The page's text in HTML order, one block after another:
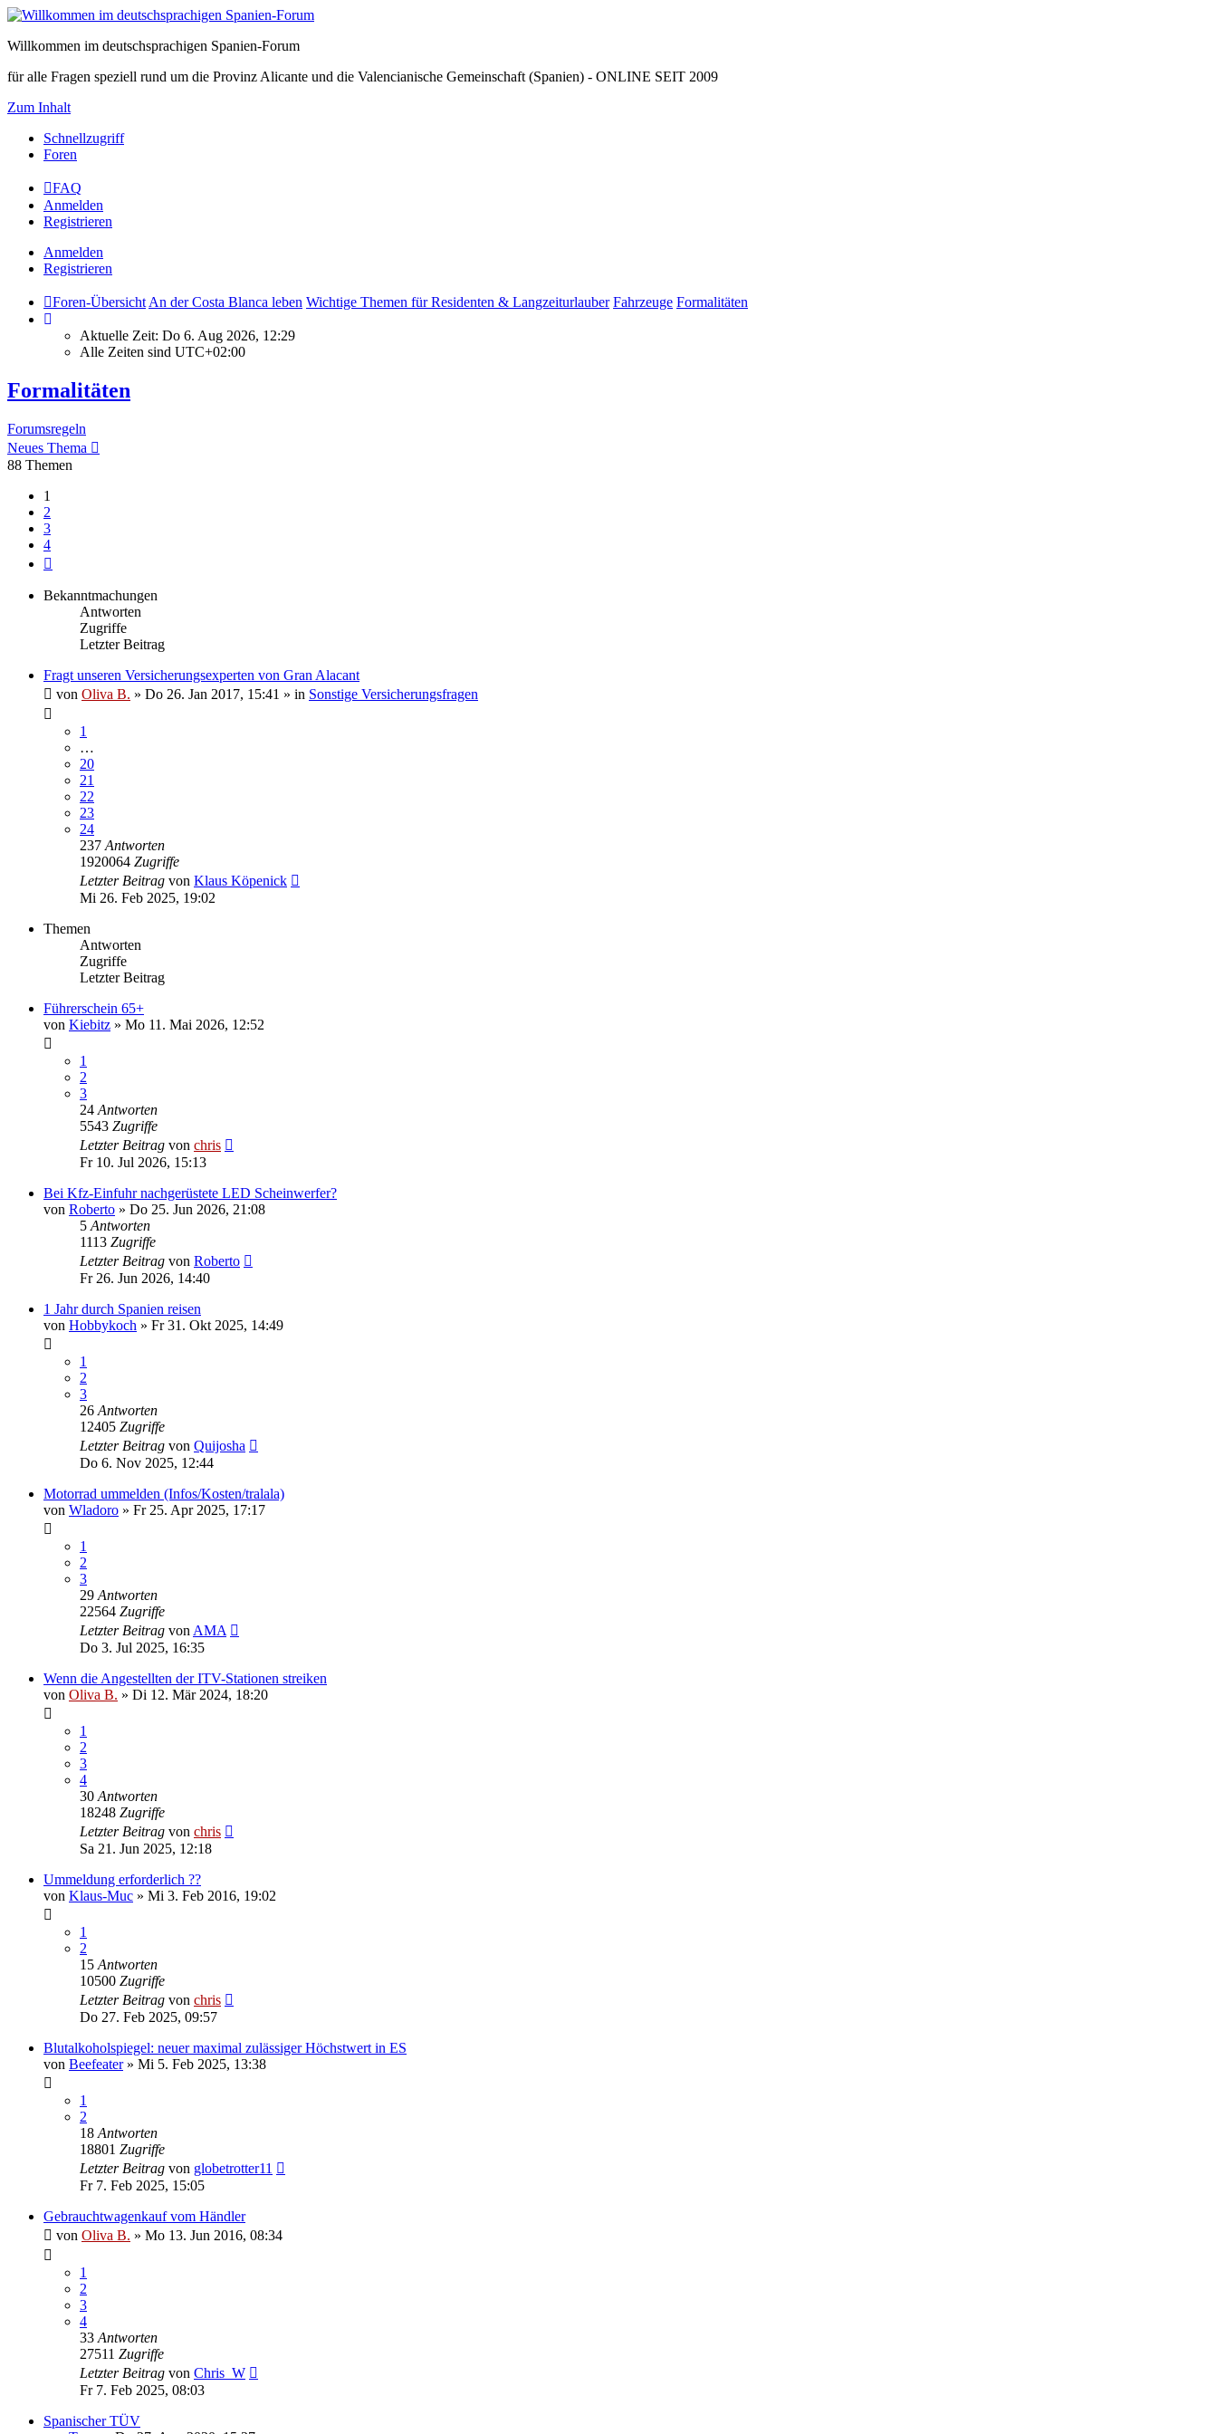
Willkommen im deutschsprachigen Spanien-Forum
für alle Fragen speziell rund um die Provinz Alicante und die Valencianische Gemeinschaft (Spanien) - ONLINE SEIT 2009
Zum Inhalt
Schnellzugriff
Foren
FAQ
Anmelden
Registrieren
Anmelden
Registrieren
Foren-Übersicht An der Costa Blanca leben Wichtige Themen für Residenten & Langzeiturlauber Fahrzeuge Formalitäten
Aktuelle Zeit: Do 6. Aug 2026, 12:29
Alle Zeiten sind UTC+02:00
Formalitäten
Forumsregeln
Neues Thema
88 Themen
1
2
3
4
Bekanntmachungen
Antworten
Zugriffe
Letzter Beitrag
Fragt unseren Versicherungsexperten von Gran Alacant
von Oliva B. » Do 26. Jan 2017, 15:41 » in Sonstige Versicherungsfragen
1
…
20
21
22
23
24
237 Antworten
1920064 Zugriffe
Letzter Beitrag von Klaus Köpenick
Mi 26. Feb 2025, 19:02
Themen
Antworten
Zugriffe
Letzter Beitrag
Führerschein 65+
von Kiebitz » Mo 11. Mai 2026, 12:52
1
2
3
24 Antworten
5543 Zugriffe
Letzter Beitrag von chris
Fr 10. Jul 2026, 15:13
Bei Kfz-Einfuhr nachgerüstete LED Scheinwerfer?
von Roberto » Do 25. Jun 2026, 21:08
5 Antworten
1113 Zugriffe
Letzter Beitrag von Roberto
Fr 26. Jun 2026, 14:40
1 Jahr durch Spanien reisen
von Hobbykoch » Fr 31. Okt 2025, 14:49
1
2
3
26 Antworten
12405 Zugriffe
Letzter Beitrag von Quijosha
Do 6. Nov 2025, 12:44
Motorrad ummelden (Infos/Kosten/tralala)
von Wladoro » Fr 25. Apr 2025, 17:17
1
2
3
29 Antworten
22564 Zugriffe
Letzter Beitrag von AMA
Do 3. Jul 2025, 16:35
Wenn die Angestellten der ITV-Stationen streiken
von Oliva B. » Di 12. Mär 2024, 18:20
1
2
3
4
30 Antworten
18248 Zugriffe
Letzter Beitrag von chris
Sa 21. Jun 2025, 12:18
Ummeldung erforderlich ??
von Klaus-Muc » Mi 3. Feb 2016, 19:02
1
2
15 Antworten
10500 Zugriffe
Letzter Beitrag von chris
Do 27. Feb 2025, 09:57
Blutalkoholspiegel: neuer maximal zulässiger Höchstwert in ES
von Beefeater» Mi 5. Feb 2025, 13:38
1
2
18 Antworten
18801 Zugriffe
Letzter Beitrag von globetrotter11
Fr 7. Feb 2025, 15:05
Gebrauchtwagenkauf vom Händler
von Oliva B. » Mo 13. Jun 2016, 08:34
1
2
3
4
33 Antworten
27511 Zugriffe
Letzter Beitrag von Chris_W
Fr 7. Feb 2025, 08:03
Spanischer TÜV